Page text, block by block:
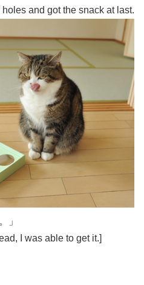
and got the snack at last.
」
I was able to get it.]